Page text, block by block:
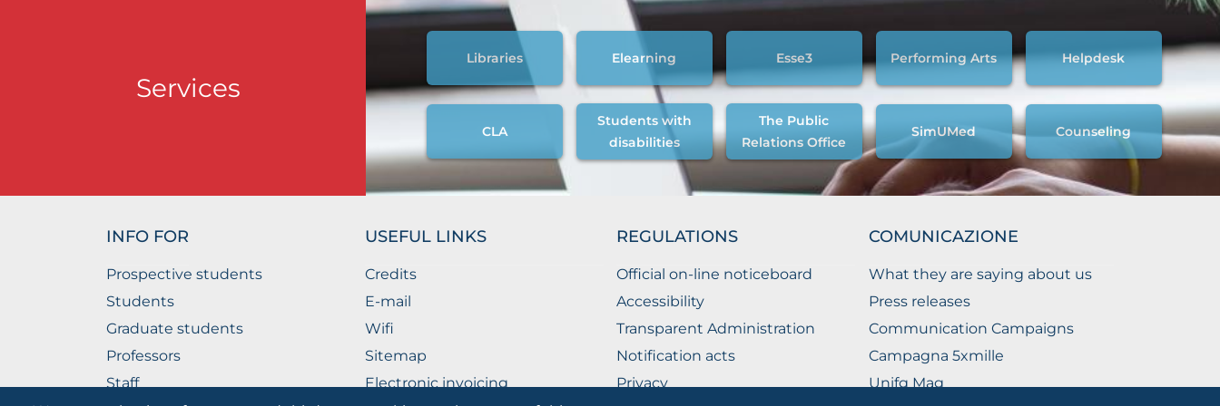
Services
Libraries Elearning Esse3 Performing Arts Helpdesk
CLA
Students with
disabilities
The Public
Relations Office
SimUMed Counseling
INFO FOR
Prospective students
Students
Graduate students
Professors
Staff
USEFUL LINKS
Credits
E-mail
Wifi
Sitemap
Electronic invoicing
REGULATIONS
Official on-line noticeboard
Accessibility
Transparent Administration
Notification acts
Privacy
COMUNICAZIONE
What they are saying about us
Press releases
Communication Campaigns
Campagna 5xmille
Unifg Mag